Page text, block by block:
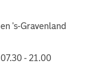
's-Gravenland
07.30 - 21.00